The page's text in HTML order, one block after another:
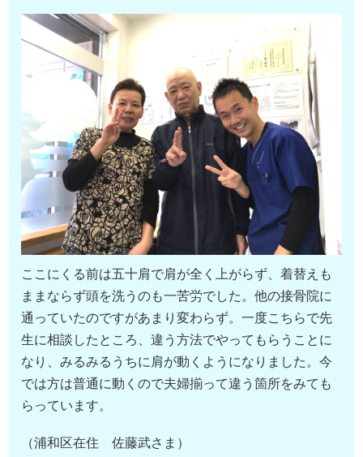
ここにくる前は五十肩で肩が全く上がらず、着替えも
ままならず頭を洗うのも一苦労でした。他の接骨院に
通っていたのですがあまり変わらず。一度こちらで先
生に相談したところ、違う方法でやってもらうことに
なり、みるみるうちに肩が動くようになりました。今
では方は普通に動くので夫婦揃って違う箇所をみても
らっています。
（浦和区在住 佐藤武さま）